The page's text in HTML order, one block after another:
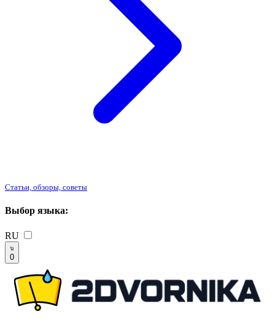
Статьи, обзоры, советы
Выбор языка:
RU
0